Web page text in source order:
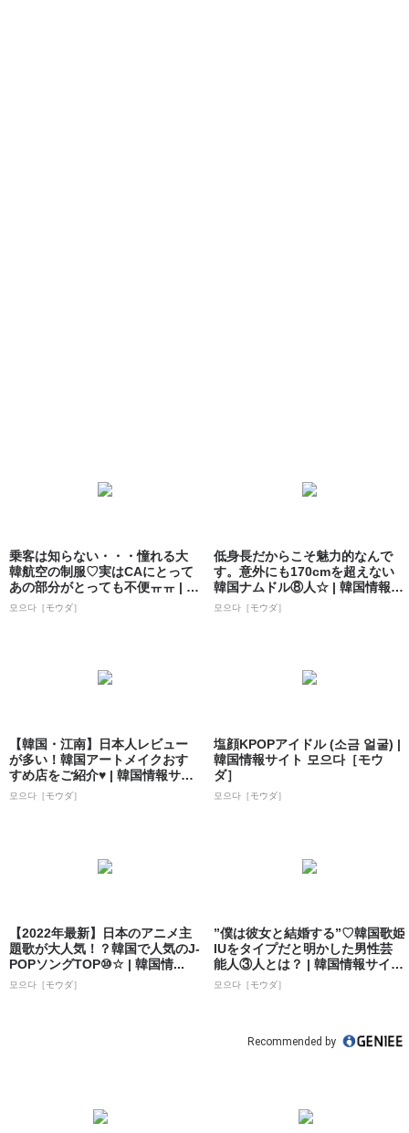
乗客は知らない・・・憧れる大
韓航空の制服♡実はCAにとって
あの部分がとっても不便ㅠㅠ | 韓
国情報...
모으다［モウダ］
低身長だからこそ魅力的なんで
す。意外にも170cmを超えない
韓国ナムドル⑧人☆ | 韓国情報サ
イト...
모으다［モウダ］
【韓国・江南】日本人レビュー
が多い！韓国アートメイクおす
すめ店をご紹介♥ | 韓国情報サイ
ト 모으...
모으다［モウダ］
塩顔KPOPアイドル (소금 얼굴) |
韓国情報サイト 모으다［モウ
ダ］
모으다［モウダ］
【2022年最新】日本のアニメ主
題歌が大人気！？韓国で人気のJ-
POPソングTOP⑩☆ | 韓国情...
모으다［モウダ］
”僕は彼女と結婚する”♡韓国歌姫
IUをタイプだと明かした男性芸
能人③人とは？ | 韓国情報サイト
...
모으다［モウダ］
Recommended by